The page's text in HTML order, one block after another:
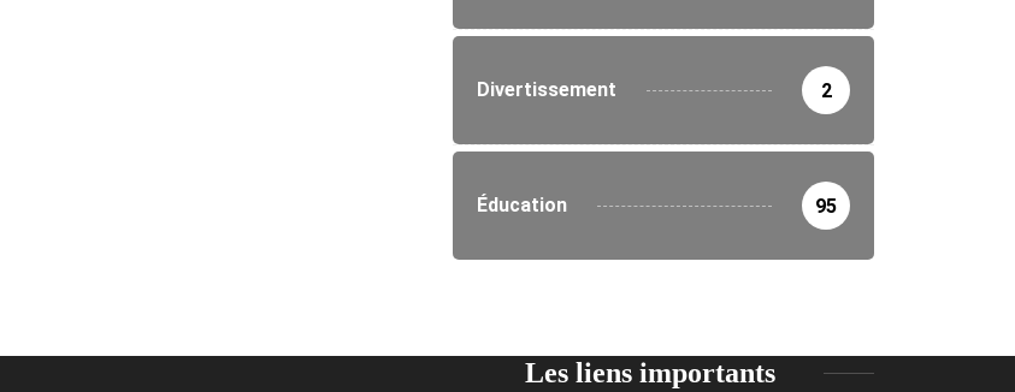
Divertissement 2
Éducation 95
Les liens importants